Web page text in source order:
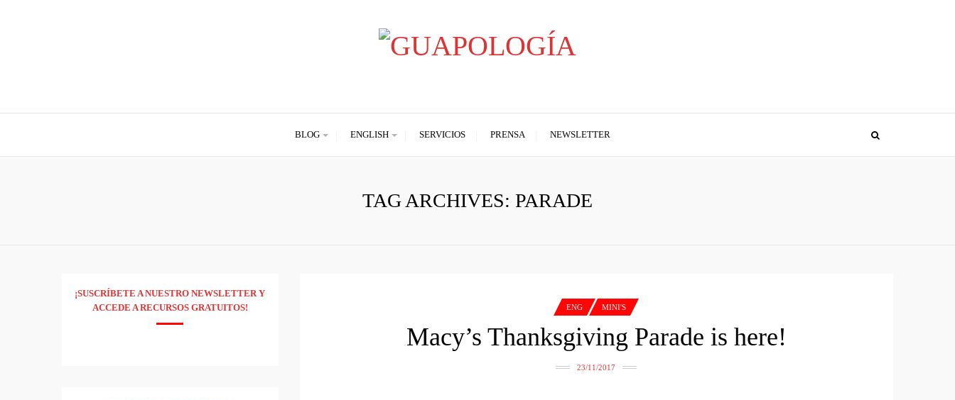
BLOG ENGLISH SERVICIOS PRENSA NEWSLETTER
TAG ARCHIVES: PARADE
ENG MINI'S
Macy’s Thanksgiving Parade is here!
23/11/2017
¡SUSCRÍBETE A NUESTRO NEWSLETTER Y
ACCEDE A RECURSOS GRATUITOS!